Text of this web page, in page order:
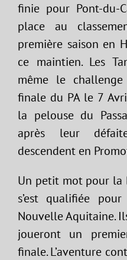
finie pour Pont-du-
place au
première saison en
ce maintien. Les
même le
finale du PA le 7
la pelouse du
après leur
descendent en
Un petit mot pour la
s’est qualifiée
Nouvelle Aquitaine.
joueront un
finale. L’aventure